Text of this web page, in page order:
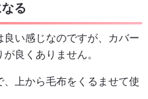
る
い感じなのですが、カバー
良くありません。
上から毛布をくるませて使